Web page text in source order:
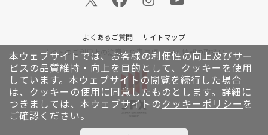
本ウェブサイトでは、お客様の利便性の向上及びサー
ビスの品質維持・向上を目的として、クッキーを使用
しています。 本ウェブサイトの閲覧を続行した場合
は、クッキーの使用に同意したものとします。詳細に
つきましては、本ウェブサイトのクッキーポリシー を
ご確認ください。
よくあるご質問
サイトマップ
サイトのご利用上の注意と免責事項
個人情報の取扱い
© Japan Exchange Group, Inc.